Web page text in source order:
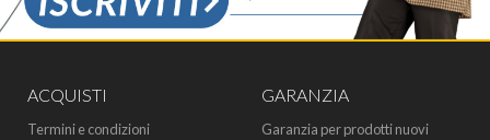
ACQUISTI
Termini e condizioni
GARANZIA
Garanzia per prodotti nuovi